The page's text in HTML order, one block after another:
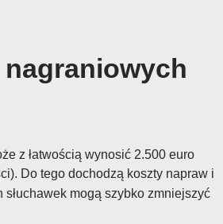
z łatwością wynosić 2.500 euro
Do tego dochodzą koszty napraw i
mogą szybko zmniejszyć